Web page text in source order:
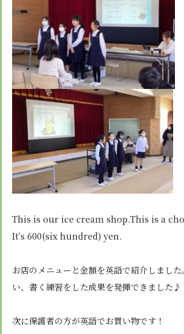
This is our ice cream shop.This is a
It’s 600(six hundred) yen.
お店のメニューと金額を英語で紹介しまし
い、書く練習をした成果を発揮できました♪
次に保護者の方が英語でお買い物です！